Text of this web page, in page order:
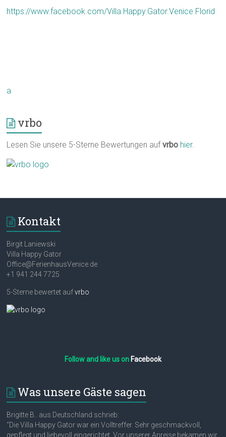
https://www.facebook.com/Villa.Happy.Gator.Venice.Florid
a
vrbo
Lesen Sie unsere 5-Sterne Bewertungen aufvrbo hier.
Kontakt
Birgit Laniewski
Villa Happy Gator
Office@FerienhausVenice.de
+1 941 244 7725
5-Sterne bewertet aufvrbo
Follow and like us on Facebook
Was unsere Gäste sagen
Brigitte B.. aus Deutschland schrieb:
“Die Villa Happy Gator war ein Volltreffer. Sehr geschmackvoll,
gepflegt und liebevoll eingerichtet. Vor unserer Anreise bekamen wir